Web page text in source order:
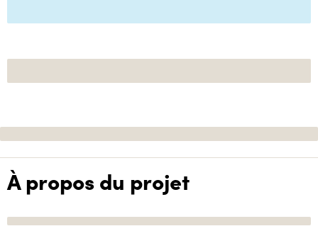
À propos du projet